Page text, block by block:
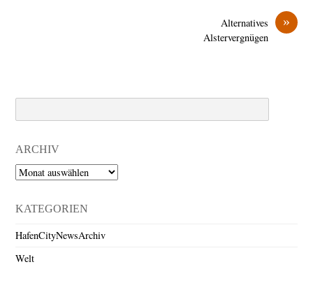
»
Alternatives
Alstervergnügen
ARCHIV
Archiv
KATEGORIEN
HafenCityNewsArchiv
Welt